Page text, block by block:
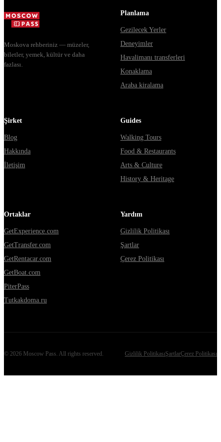
Moskova rehberiniz — müzeler,
biletler, yemek, kültür ve daha
fazlası.
Planlama
Gezilecek Yerler
Deneyimler
Havalimanı transferleri
Konaklama
Araba kiralama
Şirket
Blog
Hakkında
İletişim
Guides
Walking Tours
Food & Restaurants
Arts & Culture
History & Heritage
Ortaklar
GetExperience.com
GetTransfer.com
GetRentacar.com
GetBoat.com
PiterPass
Tutkakdoma.ru
Yardım
Gizlilik Politikası
Şartlar
Çerez Politikası
© 2026 Moscow Pass . All rights reserved. Gizlilik PolitikasıŞartlarÇerez Politikası